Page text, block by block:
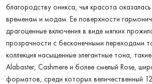
благородству оникса, чья красота
временам и модам. Ее поверхности
драгоценные включения в виде мягких
прозрачности с бесконечными переходами
коллекция насыщенные элегантные тона,
Alabaster, Cashmere и более смелый Rose,
форматов, среди которых величественный